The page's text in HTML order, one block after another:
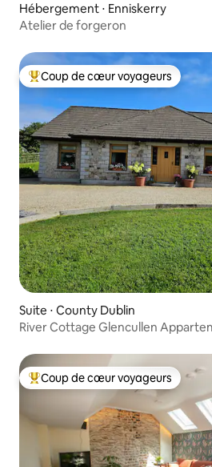
Hébergement ⋅ Enniskerry
Atelier de forgeron
Coups de cœur voyageurs les plus
Coup de cœur voyageurs
Suite ⋅ County Dublin
River Cottage Glencullen Appartement au niveau
Coups de cœur voyageurs les plus
Coup de cœur voyageurs